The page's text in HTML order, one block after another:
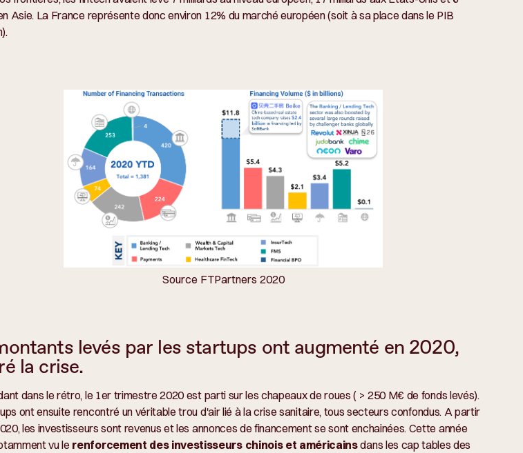
Asie. La France représente donc environ 12% du marché européen (soit à sa place dans le PIB
Source FTPartners 2020
levés par les startups ont augmenté en 2020,
la crise.
dans le rétro, le 1er trimestre 2020 est parti sur les chapeaux de roues ( > 250 M€ de fonds levés).
ont ensuite rencontré un véritable trou d'air lié à la crise sanitaire, tous secteurs confondus. A partir
les investisseurs sont revenus et les annonces de financement se sont enchainées. Cette année
vu le renforcement des investisseurs chinois et américainsdans les cap tables des